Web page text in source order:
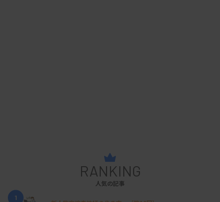
RANKING
人気の記事
1